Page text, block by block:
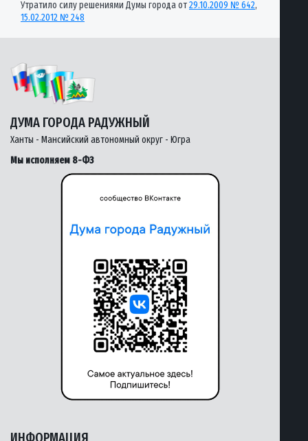
Утратило силу решениями Думы города от29.10.2009 № 642,
15.02.2012 № 248
ДУМА ГОРОДА РАДУЖНЫЙ
Ханты - Мансийский автономный округ - Югра
Мы исполняем 8-ФЗ